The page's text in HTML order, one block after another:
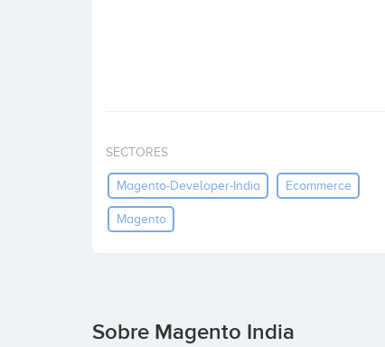
SECTORES
Magento-Developer-India Ecommerce
Magento
Sobre Magento India